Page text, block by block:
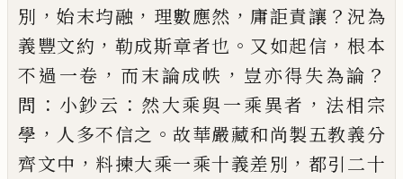
別 ，始末均融 ， 理數應然 ， 庸詎責讓 ？況為
義豐文約 ， 勒成斯章者也 。 又如起信 ，根本
不過一卷 ， 而末論成帙 ， 豈亦得失為論 ？
問 ： 小鈔云 ： 然大乘與一乘異者 ， 法相宗
學 ， 人多不信之 。故華嚴藏和尚製五教義分
齊文中 ， 料揀大乘一乘十義差別 ， 都引二十